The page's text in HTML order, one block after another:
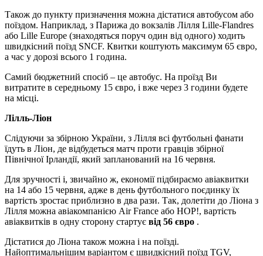
Також до пункту призначення можна дістатися автобусом або
поїздом. Наприклад, з Парижа до вокзалів Лілля Lille-Flandres
або Lille Europe (знаходяться поруч один від одного) ходить
швидкісний поїзд SNCF. Квитки коштують максимум 65 євро,
а час у дорозі всього 1 година.
Самий бюджетний спосіб – це автобус. На проїзд Ви
витратите в середньому 15 євро, і вже через 3 години будете
на місці.
Лілль-Ліон
Слідуючи за збірною України, з Лілля всі футбольні фанати
їдуть в Ліон, де відбудеться матч проти гравців збірної
Північної Ірландії, який запланований на 16 червня.
Для зручності і, звичайно ж, економії підбираємо авіаквитки
на 14 або 15 червня, адже в день футбольного поєдинку їх
вартість зростає приблизно в два рази. Так, долетіти до Ліона з
Лілля можна авіакомпанією Air France або HOP!, вартість
авіаквитків в одну сторону стартує від 56 євро .
Дістатися до Ліона також можна і на поїзді.
Найоптимальнішим варіантом є швидкісний поїзд TGV,